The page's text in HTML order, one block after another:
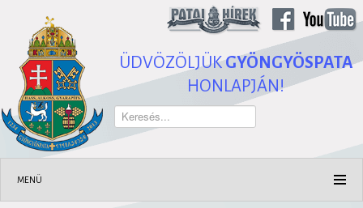
ÜDVÖZÖLJÜKGYÖNGYÖSPATA
HONLAPJÁN!
Keresés...
MENÜ